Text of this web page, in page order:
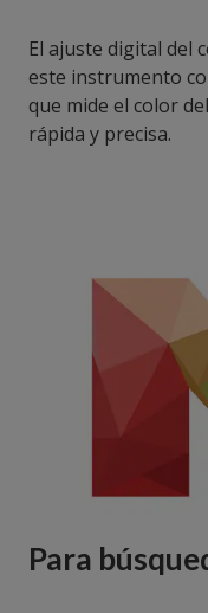
El ajuste digital del
este instrumento
que mide el color
rápida y precisa.
Para